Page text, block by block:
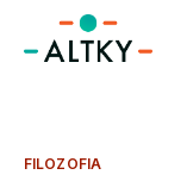
FILOZOFIA